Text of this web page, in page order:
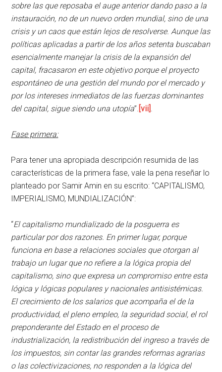
sobre las que reposaba el auge anterior dando paso a la
instauración, no de un nuevo orden mundial, sino de una
crisis y un caos que están lejos de resolverse. Aunque las
políticas aplicadas a partir de los años setenta buscaban
esencialmente manejar la crisis de la expansión del
capital, fracasaron en este objetivo porque el proyecto
espontáneo de una gestión del mundo por el mercado y
por los intereses inmediatos de las fuerzas dominantes
del capital, sigue siendo una utopía”. [vii]
Fase primera:
Para tener una apropiada descripción resumida de las
características de la primera fase, vale la pena reseñar lo
planteado por Samir Amin en su escrito: “CAPITALISMO,
IMPERIALISMO, MUNDIALIZACIÓN”:
“El capitalismo mundializado de la posguerra es
particular por dos razones. En primer lugar, porque
funciona en base a relaciones sociales que otorgan al
trabajo un lugar que no refiere a la lógica propia del
capitalismo, sino que expresa un compromiso entre esta
lógica y lógicas populares y nacionales antisistémicas.
El crecimiento de los salarios que acompaña el de la
productividad, el pleno empleo, la seguridad social, el rol
preponderante del Estado en el proceso de
industrialización, la redistribución del ingreso a través de
los impuestos, sin contar las grandes reformas agrarias
o las colectivizaciones, no responden a la lógica del